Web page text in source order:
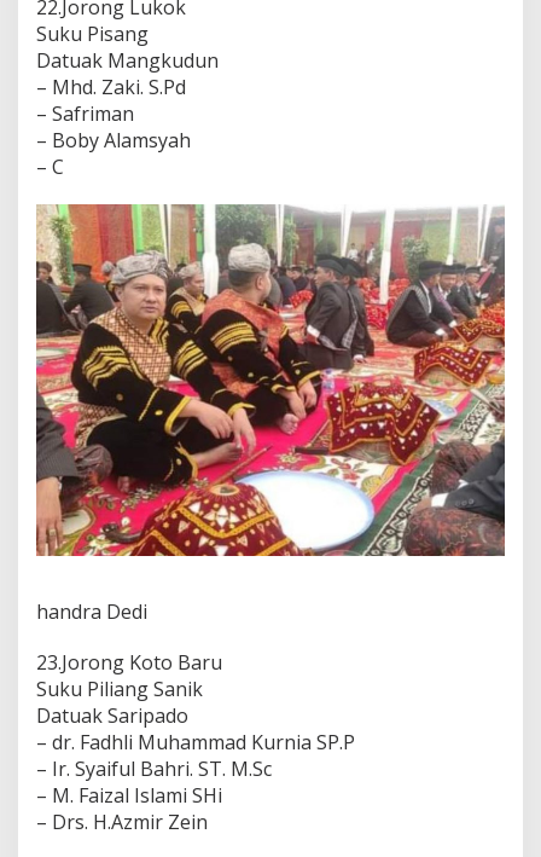
22.Jorong Lukok
Suku Pisang
Datuak Mangkudun
– Mhd. Zaki. S.Pd
– Safriman
– Boby Alamsyah
– C
handra Dedi
23.Jorong Koto Baru
Suku Piliang Sanik
Datuak Saripado
– dr. Fadhli Muhammad Kurnia SP.P
– Ir. Syaiful Bahri. ST. M.Sc
– M. Faizal Islami SHi
– Drs. H.Azmir Zein